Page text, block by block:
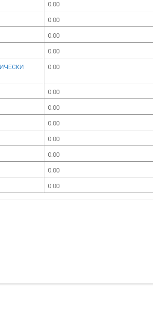
0.00
0.00
0.00
0.00
0.00
0.00
0.00
0.00
0.00
0.00
0.00
0.00